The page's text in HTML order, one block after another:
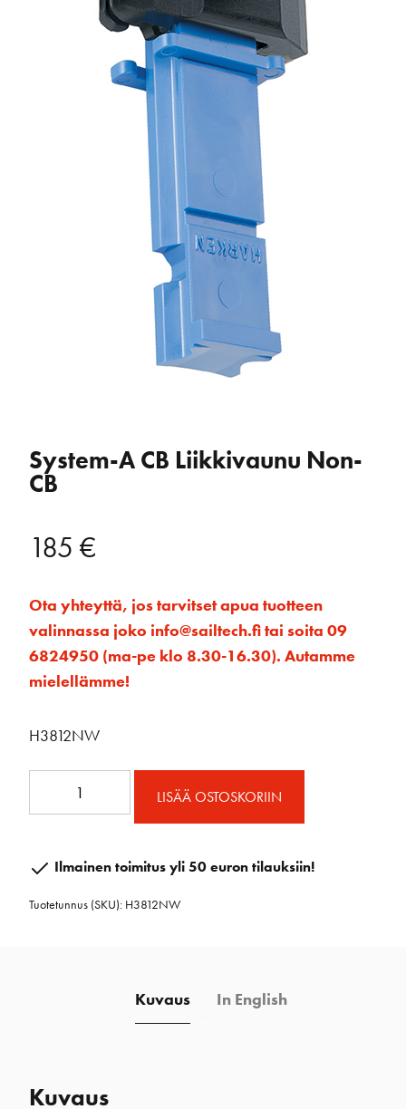
System-A CB Liikkivaunu Non-
CB
185 €
Ota yhteyttä, jos tarvitset apua tuotteen
valinnassa joko info@sailtech.fi tai soita 09
6824950 (ma-pe klo 8.30-16.30). Autamme
mielellämme!
H3812NW
Liikkivaunu
CB
LISÄÄ OSTOSKORIIN
Ilmainen toimitus yli 50 euron tilauksiin!
Tuotetunnus (SKU): H3812NW
Kuvaus In English
Kuvaus